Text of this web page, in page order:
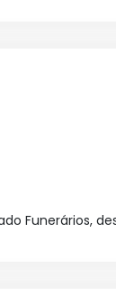
Funerários,